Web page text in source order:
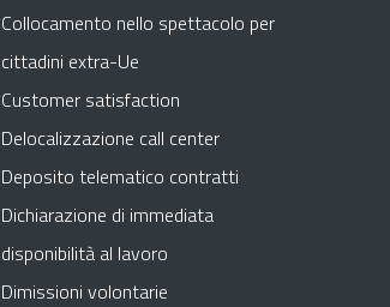
Collocamento nello spettacolo per
cittadini extra-Ue
Customer satisfaction
Delocalizzazione call center
Deposito telematico contratti
Dichiarazione di immediata
disponibilità al lavoro
Dimissioni volontarie